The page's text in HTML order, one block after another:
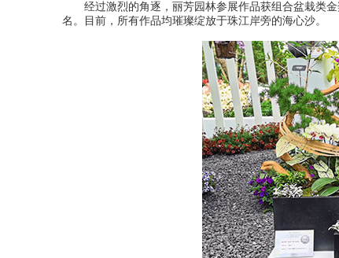
经过激烈的角逐，丽芳园林参展作品获组合盆栽类金
名。目前，所有作品均璀璨绽放于珠江岸旁的海心沙。